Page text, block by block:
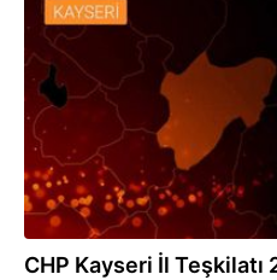
31.12.2021
CHP Kayseri İl